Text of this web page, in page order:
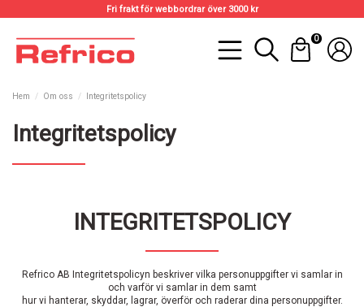
Fri frakt för webbordrar över 3000 kr
0
Hem Om oss Integritetspolicy
Integritetspolicy
INTEGRITETSPOLICY
Refrico AB Integritetspolicyn beskriver vilka personuppgifter vi samlar in
och varför vi samlar in dem samt
hur vi hanterar, skyddar, lagrar, överför och raderar dina personuppgifter.